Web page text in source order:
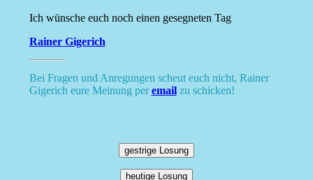
Ich wünsche euch noch einen gesegneten Tag
Rainer Gigerich
Bei Fragen und Anregungen scheut euch nicht, Rainer
Gigerich eure Meinung peremailzu schicken!
gestrige Losung
heutige Losung